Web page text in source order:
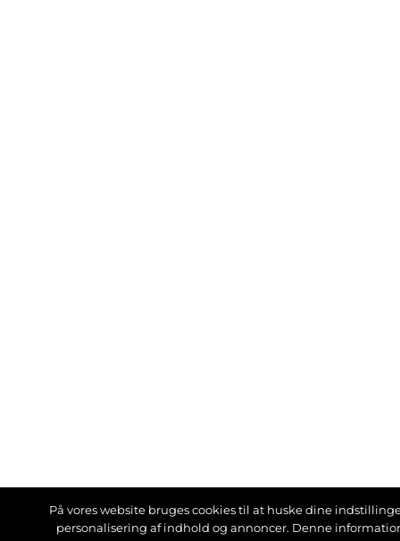
På vores website bruges cookies til at huske dine
personalisering af indhold og annoncer. Denne